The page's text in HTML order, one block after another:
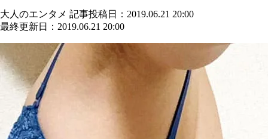
大人のエンタメ 記事投稿日：2019.06.21 20:00
最終更新日：2019.06.21 20:00